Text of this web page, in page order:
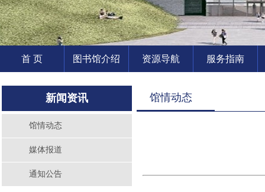
首 页 图书馆介绍 资源导航 服务指南
新闻资讯
馆情动态
媒体报道
通知公告
馆情动态